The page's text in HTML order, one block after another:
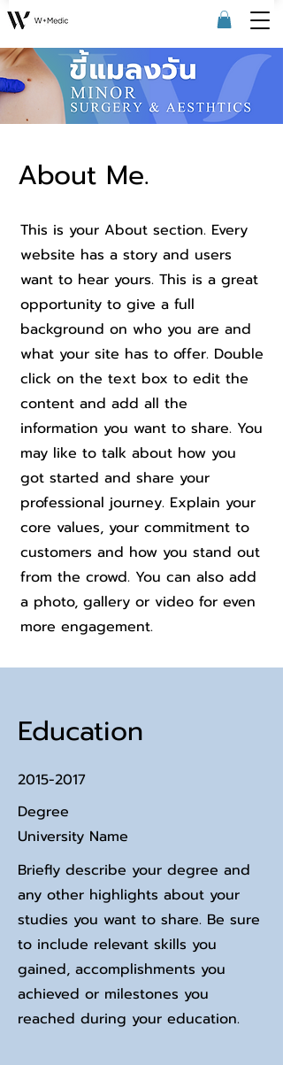
About Me.
This is your About section. Every
website has a story and users
want to hear yours. This is a great
opportunity to give a full
background on who you are and
what your site has to offer. Double
click on the text box to edit the
content and add all the
information you want to share. You
may like to talk about how you
got started and share your
professional journey. Explain your
core values, your commitment to
customers and how you stand out
from the crowd. You can also add
a photo, gallery or video for even
more engagement.
Education
2015-2017
Degree
University Name
Briefly describe your degree and
any other highlights about your
studies you want to share. Be sure
to include relevant skills you
gained, accomplishments you
achieved or milestones you
reached during your education.